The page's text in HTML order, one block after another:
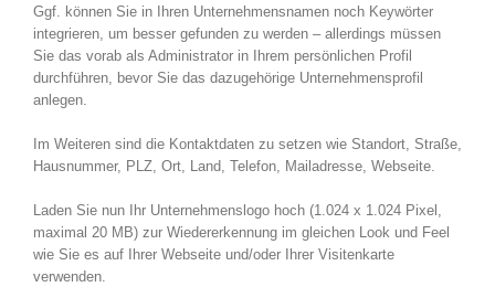
Ggf. können Sie in Ihren Unternehmensnamen noch Keywörter
integrieren, um besser gefunden zu werden – allerdings müssen
Sie das vorab als Administrator in Ihrem persönlichen Profil
durchführen, bevor Sie das dazugehörige Unternehmensprofil
anlegen.
Im Weiteren sind die Kontaktdaten zu setzen wie Standort, Straße,
Hausnummer, PLZ, Ort, Land, Telefon, Mailadresse, Webseite.
Laden Sie nun Ihr Unternehmenslogo hoch (1.024 x 1.024 Pixel,
maximal 20 MB) zur Wiedererkennung im gleichen Look und Feel
wie Sie es auf Ihrer Webseite und/oder Ihrer Visitenkarte
verwenden.